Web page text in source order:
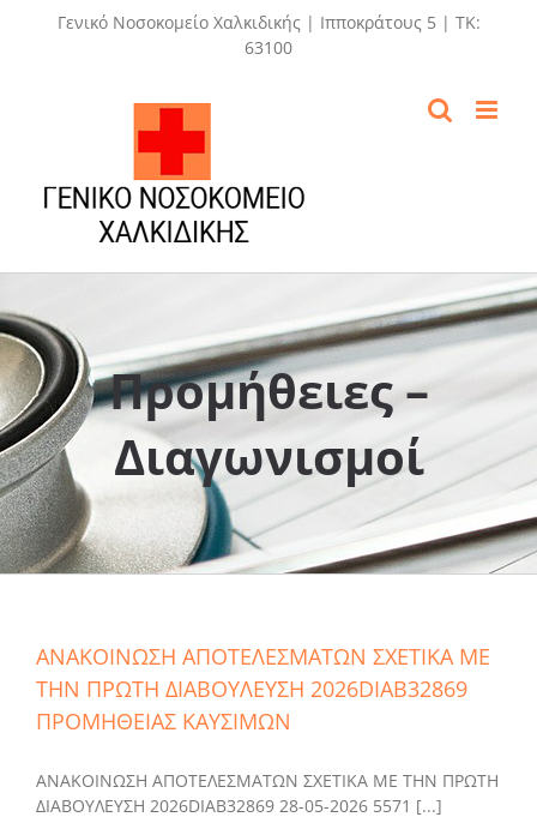
Γενικό Νοσοκομείο Χαλκιδικής | Ιπποκράτους 5 | ΤΚ:
63100
Προμήθειες –
Διαγωνισμοί
ΑΝΑΚΟΙΝΩΣΗ ΑΠΟΤΕΛΕΣΜΑΤΩΝ ΣΧΕΤΙΚΑ ΜΕ
ΤΗΝ ΠΡΩΤΗ ΔΙΑΒΟΥΛΕΥΣΗ 2026DIAB32869
ΠΡΟΜΗΘΕΙΑΣ ΚΑΥΣΙΜΩΝ
ΑΝΑΚΟΙΝΩΣΗ ΑΠΟΤΕΛΕΣΜΑΤΩΝ ΣΧΕΤΙΚΑ ΜΕ ΤΗΝ ΠΡΩΤΗ
ΔΙΑΒΟΥΛΕΥΣΗ 2026DIAB32869 28-05-2026 5571 [...]